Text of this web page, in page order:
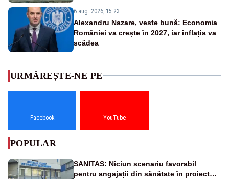
6 aug. 2026, 15:23
Alexandru Nazare, veste bună: Economia
României va crește în 2027, iar inflația va
scădea
URMĂREȘTE-NE PE
Facebook YouTube
POPULAR
SANITAS: Niciun scenariu favorabil
pentru angajații din sănătate în proiectul